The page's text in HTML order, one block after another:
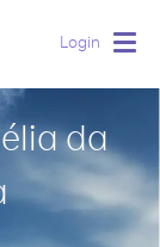
Login
da